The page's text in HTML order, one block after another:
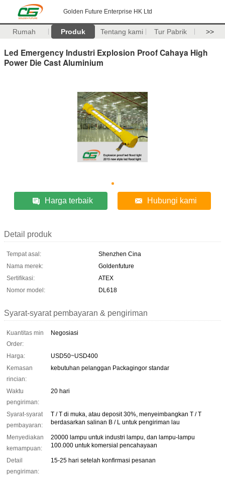
Golden Future Enterprise HK Ltd
Rumah Produk Tentang kami Tur Pabrik >>
Led Emergency Industri Explosion Proof Cahaya High
Power Die Cast Aluminium
Harga terbaik Hubungi kami
Detail produk
Tempat asal:
Shenzhen Cina
Nama merek:
Goldenfuture
Sertifikasi:
ATEX
Nomor model:
DL618
Syarat-syarat pembayaran & pengiriman
Kuantitas min
Order:
Negosiasi
Harga:
USD50~USD400
Kemasan
rincian:
kebutuhan pelanggan Packagingor standar
Waktu
pengiriman:
20 hari
Syarat-syarat
pembayaran:
T / T di muka, atau deposit 30%, menyeimbangkan T / T
berdasarkan salinan B / L untuk pengiriman lau
Menyediakan
kemampuan:
20000 lampu untuk industri lampu, dan lampu-lampu
100.000 untuk komersial pencahayaan
Detail
pengiriman:
15-25 hari setelah konfirmasi pesanan